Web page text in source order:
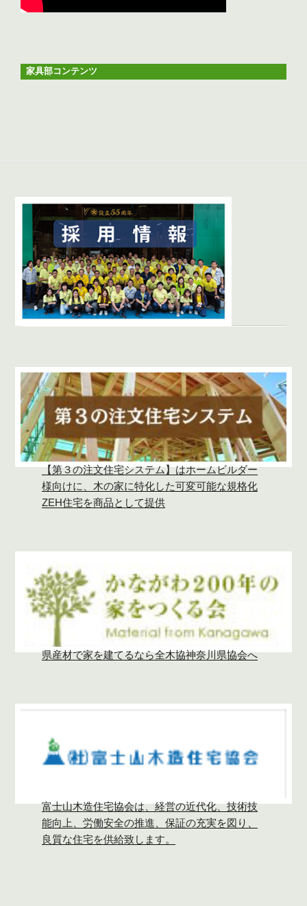
家具部コンテンツ
【第３の注文住宅システム】はホームビルダー
様向けに、木の家に特化した可変可能な規格化
ZEH住宅を商品として提供
県産材で家を建てるなら全木協神奈川県協会へ
富士山木造住宅協会は、経営の近代化、技術技
能向上、労働安全の推進、保証の充実を図り、
良質な住宅を供給致します。